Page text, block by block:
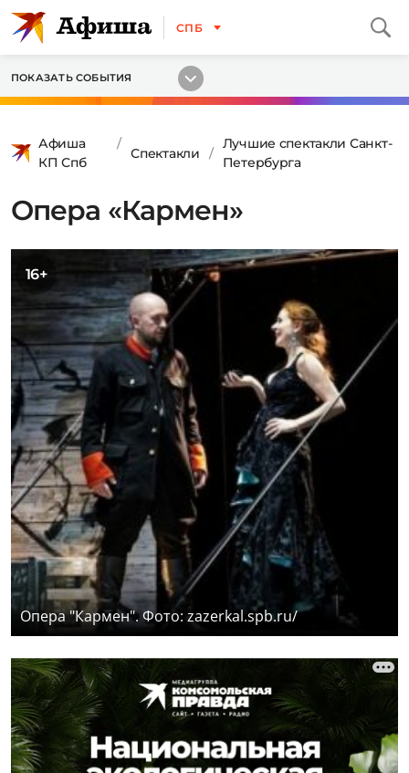
СПБ
ПОКАЗАТЬ СОБЫТИЯ
Афиша
КП Спб
Спектакли
Лучшие спектакли Санкт-
Петербурга
Опера «Кармен»
16+
Опера "Кармен". Фото: zazerkal.spb.ru/